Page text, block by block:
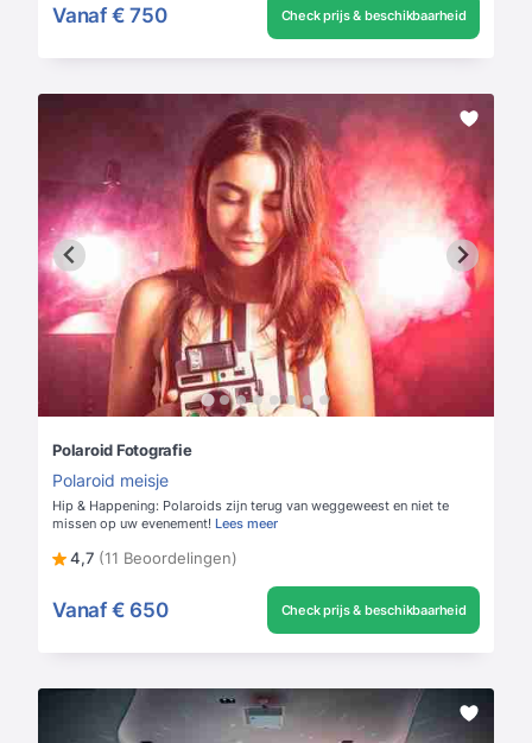
Vanaf € 750 Check prijs & beschikbaarheid
Polaroid Fotografie
Polaroid meisje
Hip & Happening: Polaroids zijn terug van weggeweest en niet te
missen op uw evenement! Lees meer
4,7 (11 Beoordelingen)
Vanaf € 650 Check prijs & beschikbaarheid